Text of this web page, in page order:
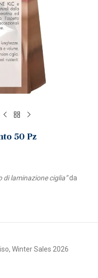
50 Pz
di laminazione ciglia”da
, Winter Sales 2026